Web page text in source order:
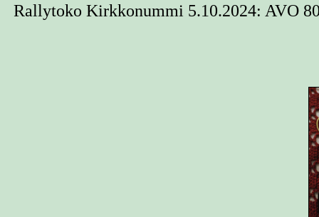
Rallytoko Kirkkonummi 5.10.2024: AVO